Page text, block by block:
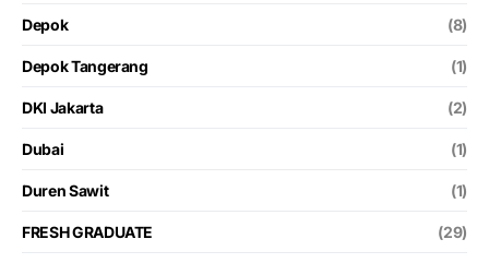
Depok (8)
Depok Tangerang (1)
DKI Jakarta (2)
Dubai (1)
Duren Sawit (1)
FRESH GRADUATE (29)